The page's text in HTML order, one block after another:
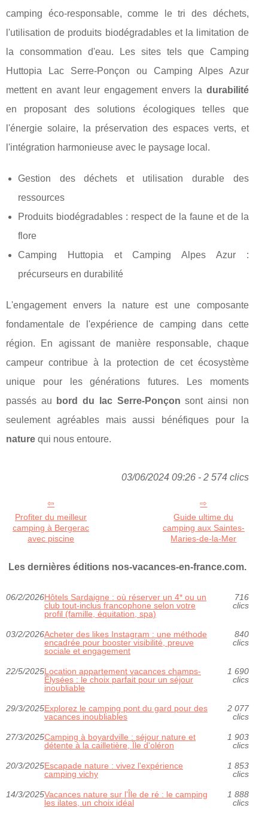
camping éco-responsable, comme le tri des déchets,
l'utilisation de produits biodégradables et la limitation de
la consommation d'eau. Les sites tels que Camping
Huttopia Lac Serre-Ponçon ou Camping Alpes Azur
mettent en avant leur engagement envers la durabilité
en proposant des solutions écologiques telles que
l'énergie solaire, la préservation des espaces verts, et
l'intégration harmonieuse avec le paysage local.
Gestion des déchets et utilisation durable des
ressources
Produits biodégradables : respect de la faune et de la
flore
Camping Huttopia et Camping Alpes Azur :
précurseurs en durabilité
L'engagement envers la nature est une composante
fondamentale de l'expérience de camping dans cette
région. En agissant de manière responsable, chaque
campeur contribue à la protection de cet écosystème
unique pour les générations futures. Les moments
passés au
bord du lac Serre-Ponçon sont ainsi non
seulement agréables mais aussi bénéfiques pour la
nature qui nous entoure.
03/06/2024 09:26 - 2 574 clics
Profiter du meilleur
camping à Bergerac
avec piscine
Guide ultime du
camping aux Saintes-
Maries-de-la-Mer
Les dernières éditions nos-vacances-en-france.com.
06/2/2026Hôtels Sardaigne : où réserver un 4* ou un
club tout‑inclus francophone selon votre
profil (famille, équitation, spa)
716
clics
03/2/2026Acheter des likes Instagram : une méthode
encadrée pour booster visibilité, preuve
sociale et engagement
840
clics
22/5/2025Location appartement vacances champs-
Élysées : le choix parfait pour un séjour
inoubliable
1 690
clics
29/3/2025Explorez le camping pont du gard pour des
vacances inoubliables
2 077
clics
27/3/2025Camping à boyardville : séjour nature et
détente à la cailletière, Île d'oléron
1 903
clics
20/3/2025Escapade nature : vivez l'expérience
camping vichy
1 853
clics
14/3/2025Vacances nature sur l’Île de ré : le camping
les ilates, un choix idéal
1 888
clics